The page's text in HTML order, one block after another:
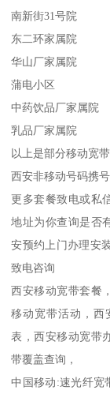
南新街31号院
东二环家属院
华山厂家属院
蒲电小区
中药饮品厂家属院
乳品厂家属院
以上是部分移动宽
西安非移动号码携
更多套餐致电或私
地址为你查询是否
安预约上门办理安
致电咨询
西安移动宽带套餐
移动宽带活动，西
表，西安移动宽带
带覆盖查询，
中国移动:速光纤宽